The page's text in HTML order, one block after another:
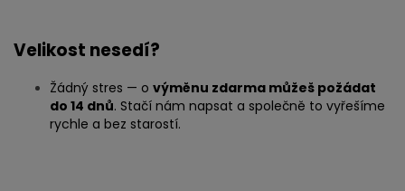
Velikost nesedí?
Žádný stres — o výměnu zdarma můžeš požádat
do 14 dnů. Stačí nám napsat a společně to vyřešíme
rychle a bez starostí.